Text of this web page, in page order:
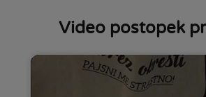
Video postopek